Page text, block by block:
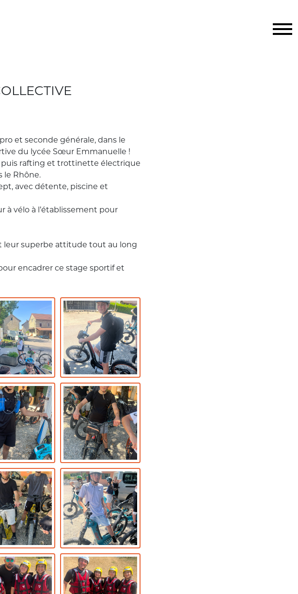
et seconde générale, dans le
du lycée Sœur Emmanuelle !
puis rafting et trottinette électrique
le Rhône.
avec détente, piscine et
à vélo à l’établissement pour
leur superbe attitude tout au long
encadrer ce stage sportif et